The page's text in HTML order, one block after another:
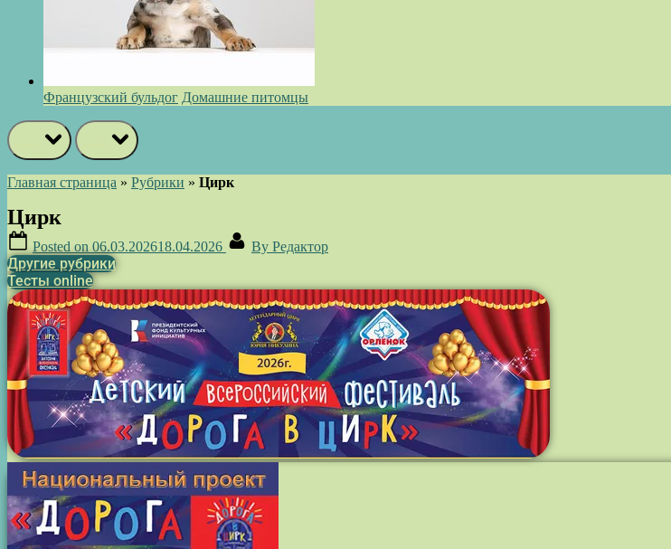
Французский бульдог Домашние питомцы
Главная страница » Рубрики » Цирк
Цирк
Posted on 06.03.202618.04.2026 By Редактор
Другие рубрики
Тесты online